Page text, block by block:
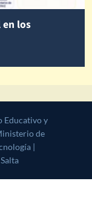
los
y Desarrollo
Cultura, Ciencia y
|CoverNews